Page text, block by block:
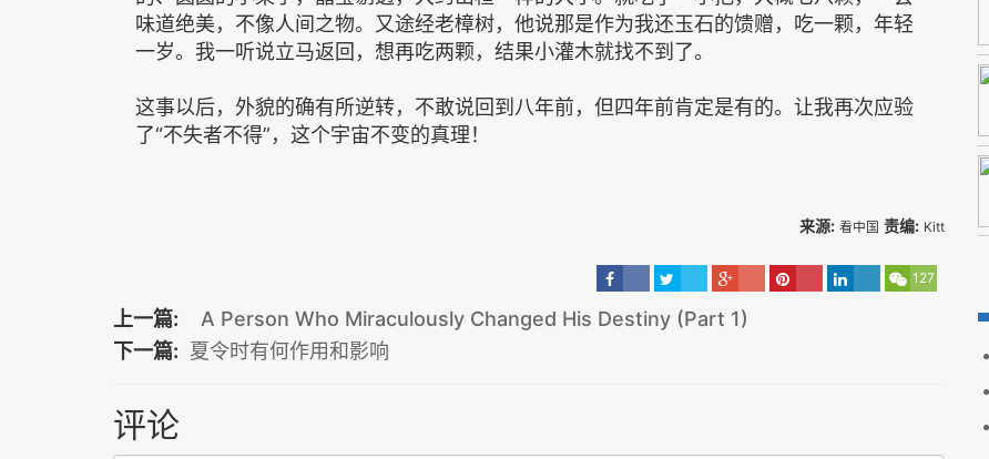
味道绝美，不像人间之物。又途经老樟树，他说那是作为我还玉石的馈赠，吃一颗，年轻
一岁。我一听说立马返回，想再吃两颗，结果小灌木就找不到了。
这事以后，外貌的确有所逆转，不敢说回到八年前，但四年前肯定是有的。让我再次应验
了“不失者不得”，这个宇宙不变的真理！
来源: 看中国 责编: Kitt
127
上一篇:
A Person Who Miraculously Changed His Destiny (Part 1)
下一篇: 夏令时有何作用和影响
评论